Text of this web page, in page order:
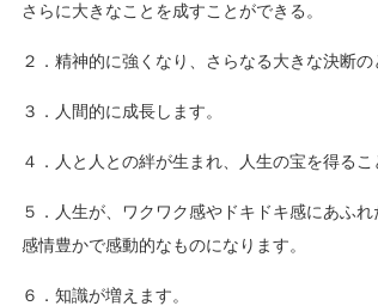
さらに大きなことを成すことができる。
２．精神的に強くなり、さらなる大きな決断の
３．人間的に成長します。
４．人と人との絆が生まれ、人生の宝を得るこ
５．人生が、ワクワク感やドキドキ感にあふれ
感情豊かで感動的なものになります。
６．知識が増えます。